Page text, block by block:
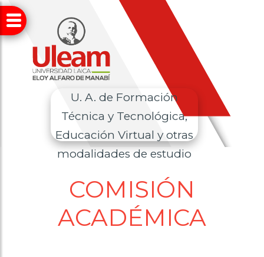
U. A. de Formación
Técnica y Tecnológica,
Educación Virtual y otras
modalidades de estudio
COMISIÓN
ACADÉMICA